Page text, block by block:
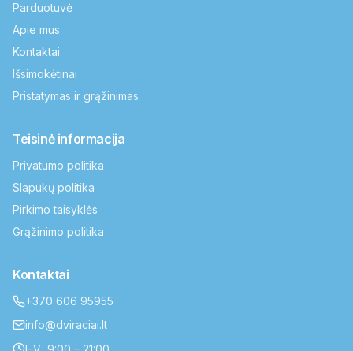
Parduotuvė
Apie mus
Kontaktai
Išsimokėtinai
Pristatymas ir grąžinimas
Teisinė informacija
Privatumo politika
Slapukų politika
Pirkimo taisyklės
Grąžinimo politika
Kontaktai
+370 606 95955
info@dviraciai.lt